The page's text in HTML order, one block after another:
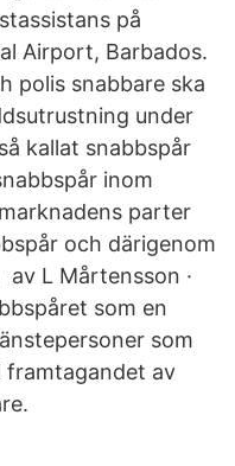
på
Airport, Barbados.
polis snabbare ska
under
kallat snabbspår
inom
parter
och därigenom
L Mårtensson ·
som en
som
av